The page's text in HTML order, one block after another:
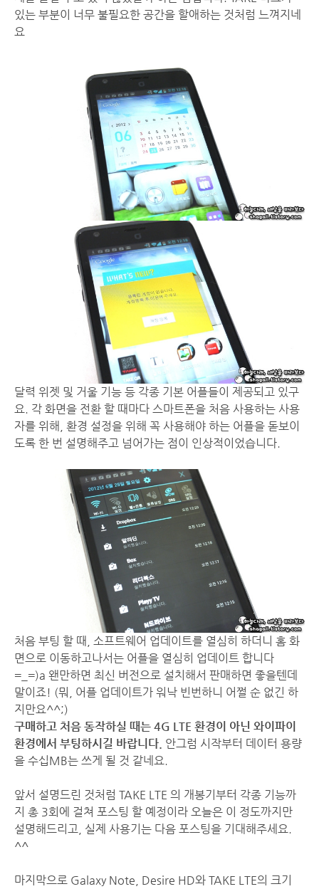
있는 부분이 너무 불필요한 공간을 할애하는 것처럼 느껴지네
요
달력 위젯 및 거울 기능 등 각종 기본 어플들이 제공되고 있구
요. 각 화면을 전환 할 때마다 스마트폰을 처음 사용하는 사용
자를 위해, 환경 설정을 위해 꼭 사용해야 하는 어플을 돋보이
도록 한 번 설명해주고 넘어가는 점이 인상적이었습니다.
처음 부팅 할 때, 소프트웨어 업데이트를 열심히 하더니 홈 화
면으로 이동하고나서는 어플을 열심히 업데이트 합니다
=_=)a 왠만하면 최신 버전으로 설치해서 판매하면 좋을텐데
말이죠! (뭐, 어플 업데이트가 워낙 빈번하니 어쩔 순 없긴 하
지만요^^;)
구매하고 처음 동작하실 때는 4G LTE 환경이 아닌 와이파이
환경에서 부팅하시길 바랍니다. 안그럼 시작부터 데이터 용량
을 수십MB는 쓰게 될 것 같네요.
앞서 설명드린 것처럼 TAKE LTE 의 개봉기부터 각종 기능까
지 총 3회에 걸쳐 포스팅 할 예정이라 오늘은 이 정도까지만
설명해드리고, 실제 사용기는 다음 포스팅을 기대해주세요.
^^
마지막으로 Galaxy Note, Desire HD와 TAKE LTE의 크기